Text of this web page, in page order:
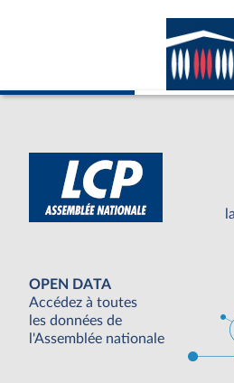
OPEN DATA
Accédez à toutes
les données de
l'Assemblée nationale